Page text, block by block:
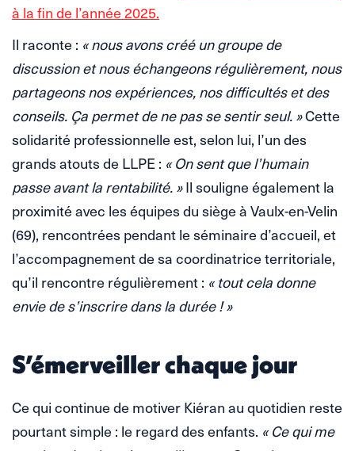
à la fin de l’année 2025.
Il raconte : « nous avons créé un groupe de
discussion et nous échangeons régulièrement, nous
partageons nos expériences, nos difficultés et des
conseils. Ça permet de ne pas se sentir seul. »Cette
solidarité professionnelle est, selon lui, l’un des
grands atouts de LLPE : « On sent que l’humain
passe avant la rentabilité. »Il souligne également la
proximité avec les équipes du siège à Vaulx-en-Velin
(69), rencontrées pendant le séminaire d’accueil, et
l’accompagnement de sa coordinatrice territoriale,
qu’il rencontre régulièrement : « tout cela donne
envie de s’inscrire dans la durée ! »
S’émerveiller chaque jour
Ce qui continue de motiver Kiéran au quotidien reste
pourtant simple : le regard des enfants. « Ce qui me